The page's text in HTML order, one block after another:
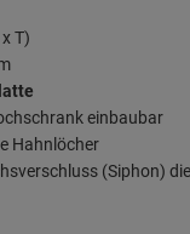
T)
einbaubar
Hahnlöcher
(Siphon)